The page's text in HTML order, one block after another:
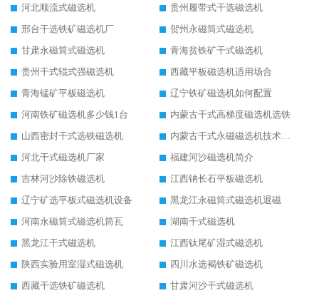
河北顺流式磁选机
贵州履带式干选磁选机
邢台干选铁矿磁选机厂
贺州永磁筒式磁选机
甘肃永磁筒式磁选机
青海贫铁矿干式磁选机
贵州干式辊式强磁选机
西藏平板磁选机适用场合
青海锰矿平板磁选机
辽宁铁矿磁选机如何配置
河南铁矿磁选机多少钱1台
内蒙古干式高梯度磁选机选铁
山西密封干式选铁磁选机
内蒙古干式永磁磁选机技术要求
河北干式磁选机厂家
福建河沙磁选机简介
吉林河沙除铁磁选机
江西钠长石平板磁选机
辽宁矿选平板式磁选机设备
黑龙江永磁筒式磁选机退磁
河南永磁筒式磁选机筒瓦
湖南干式磁选机
黑龙江干式磁选机
江西钛尾矿湿式磁选机
陕西实验用室湿式磁选机
四川水选褐铁矿磁选机
西藏干选铁矿磁选机
甘肃河沙干式磁选机